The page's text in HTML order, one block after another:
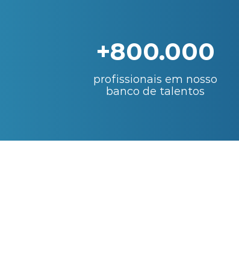
+800.000
profissionais em nosso
banco de talentos